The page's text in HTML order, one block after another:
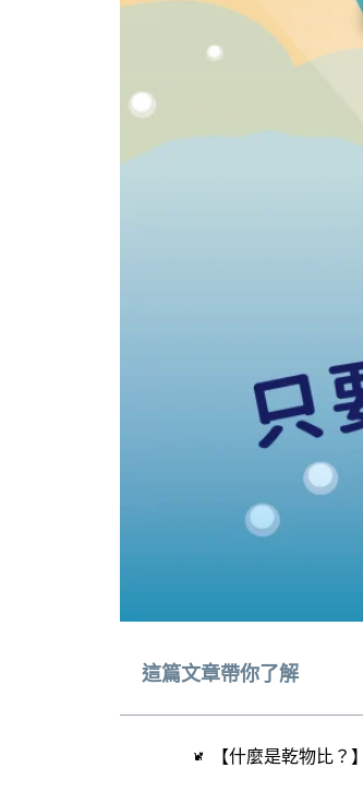
這篇文章帶你了解
【什麼是乾物比？】